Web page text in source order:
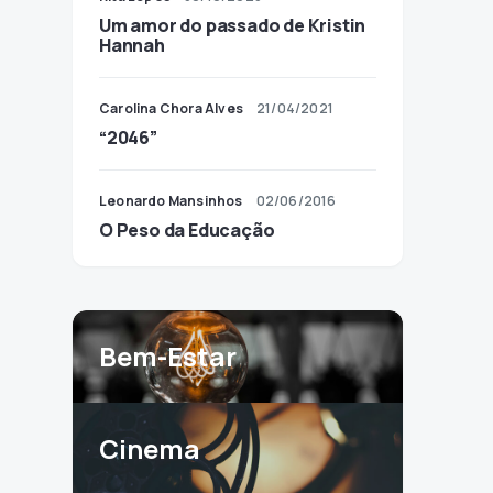
Um amor do passado de Kristin
Hannah
Carolina Chora Alves 21/04/2021
“2046”
Leonardo Mansinhos 02/06/2016
O Peso da Educação
Bem-Estar
Cinema